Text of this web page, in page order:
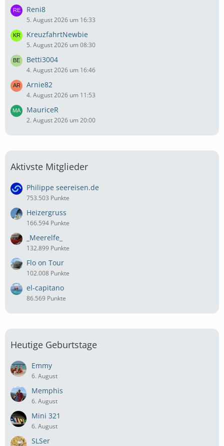
Reni8
5. August 2026 um 16:33
KreuzfahrtNewbie
5. August 2026 um 08:30
Betti3004
4. August 2026 um 16:46
Arnie82
4. August 2026 um 11:53
MauriceR
2. August 2026 um 20:00
Aktivste Mitglieder
Philippe seereisen.de
753.503 Punkte
Heizergruss
166.594 Punkte
_Meerelfe_
132.899 Punkte
Flo on Tour
102.008 Punkte
el-capitano
86.569 Punkte
Heutige Geburtstage
Emmy
6. August
Memphis
6. August
Mini 321
6. August
SLSer